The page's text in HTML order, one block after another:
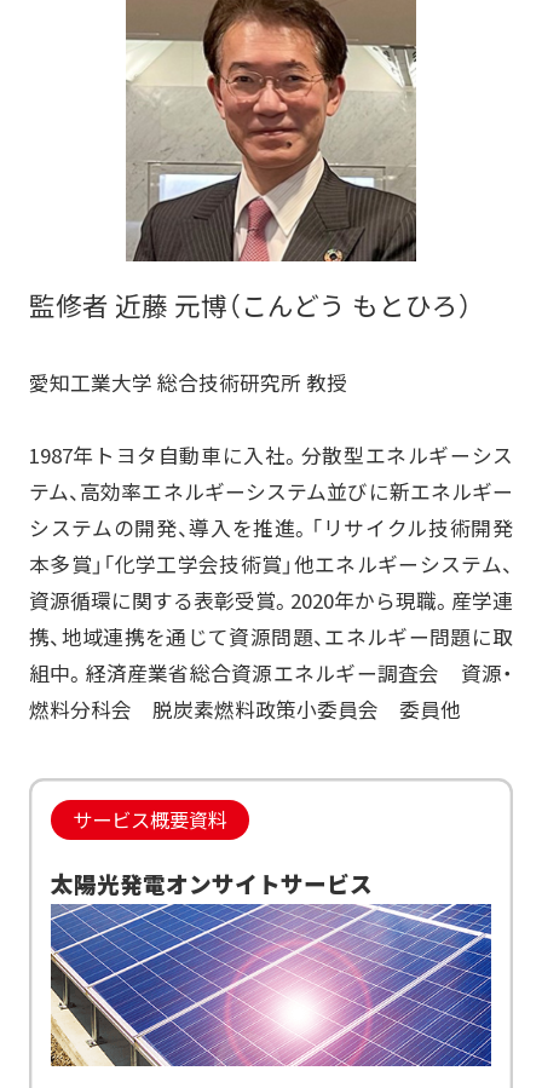
監修者 近藤 元博（こんどう もとひろ）
愛知工業大学 総合技術研究所 教授
1987年トヨタ自動車に入社。分散型エネルギーシス
テム、高効率エネルギーシステム並びに新エネルギー
システムの開発、導入を推進。「リサイクル技術開発
本多賞」「化学工学会技術賞」他エネルギーシステム、
資源循環に関する表彰受賞。2020年から現職。産学連
携、地域連携を通じて資源問題、エネルギー問題に取
組中。経済産業省総合資源エネルギー調査会 資源・
燃料分科会 脱炭素燃料政策小委員会 委員他
サービス概要資料
太陽光発電オンサイトサービス